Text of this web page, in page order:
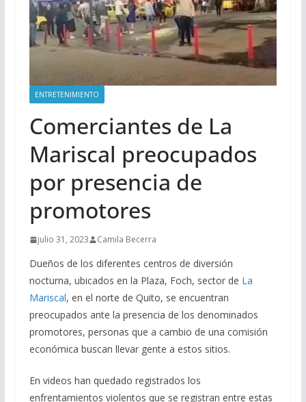
ENTRETENIMIENTO
Comerciantes de La
Mariscal preocupados
por presencia de
promotores
julio 31, 2023 Camila Becerra
Dueños de los diferentes centros de diversión
nocturna, ubicados en la Plaza, Foch, sector de La
Mariscal, en el norte de Quito, se encuentran
preocupados ante la presencia de los denominados
promotores, personas que a cambio de una comisión
económica buscan llevar gente a estos sitios.
En videos han quedado registrados los
enfrentamientos violentos que se registran entre estas